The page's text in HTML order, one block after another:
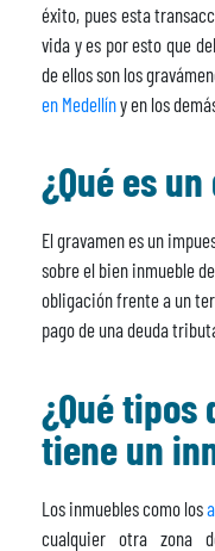
éxito, pues esta
vida y es por esto que
de ellos son los
en Medellíny en los
¿Qué es
El gravamen es un
sobre el bien inmueble
obligación frente a un
pago de una deuda
¿Qué tipos
tiene un
Los inmuebles como los
cualquier otra zona